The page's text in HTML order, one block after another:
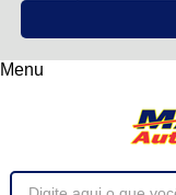
Menu